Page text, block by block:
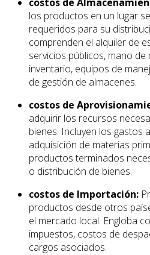
costos de
los productos en un lugar
requeridos para su
comprenden el alquiler de
servicios públicos, mano
inventario, equipos de
de gestión de almacenes.
costos de
adquirir los recursos
bienes. Incluyen los gastos
adquisición de materias
productos terminados
o distribución de bienes.
costos de Importación:
productos desde otros
el mercado local. Engloba
impuestos, costos de
cargos asociados.